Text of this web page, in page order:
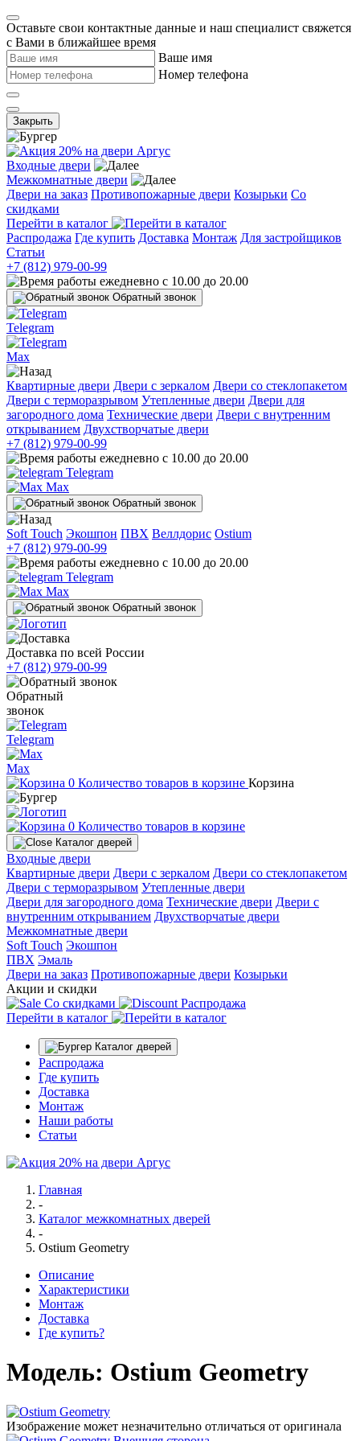
Оставьте свои контактные данные и наш специалист свяжется
с Вами в ближайшее время
Ваше имя
Номер телефона
Закрыть
Входные двери
Межкомнатные двери
Двери на заказ Противопожарные двери Козырьки Со
скидками
Перейти в каталог
Распродажа Где купить Доставка Монтаж Для застройщиков
Статьи
+7 (812) 979-00-99
ежедневно с 10.00 до 20.00
Обратный звонок
Telegram
Max
Квартирные двери Двери с зеркалом Двери со стеклопакетом
Двери с терморазрывом Утепленные двери Двери для
загородного дома Технические двери Двери с внутренним
открыванием Двухстворчатые двери
+7 (812) 979-00-99
ежедневно с 10.00 до 20.00
Telegram
Max
Обратный звонок
Soft Touch Экошпон ПВХ Веллдорис Ostium
+7 (812) 979-00-99
ежедневно с 10.00 до 20.00
Telegram
Max
Обратный звонок
Доставка по всей России
+7 (812) 979-00-99
Обратный
звонок
Telegram
Max
0 Количество товаров в корзине Корзина
0 Количество товаров в корзине
Каталог дверей
Входные двери
Квартирные двери Двери с зеркалом Двери со стеклопакетом
Двери с терморазрывом Утепленные двери
Двери для загородного дома Технические двери Двери с
внутренним открыванием Двухстворчатые двери
Межкомнатные двери
Soft Touch Экошпон
ПВХ Эмаль
Двери на заказ Противопожарные двери Козырьки
Акции и скидки
Со скидками
Распродажа
Перейти в каталог
Каталог дверей
Распродажа
Где купить
Доставка
Монтаж
Наши работы
Статьи
Главная
-
Каталог межкомнатных дверей
-
Ostium Geometry
Описание
Характеристики
Монтаж
Доставка
Где купить?
Модель: Ostium Geometry
Изображение может незначительно отличаться от оригинала